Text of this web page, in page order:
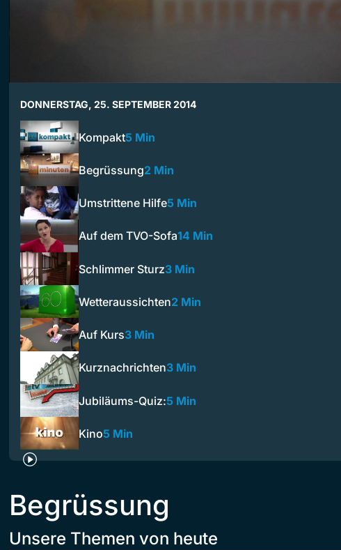
DONNERSTAG, 25. SEPTEMBER 2014
Kompakt5 Min
Begrüssung2 Min
Umstrittene Hilfe5 Min
Auf dem TVO-Sofa14 Min
Schlimmer Sturz3 Min
Wetteraussichten2 Min
Auf Kurs3 Min
Kurznachrichten3 Min
Jubiläums-Quiz:5 Min
Kino5 Min
Begrüssung
Unsere Themen von heute